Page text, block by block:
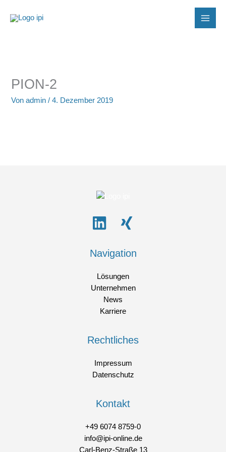
Inhalt
PION-2
Vonadmin/4. Dezember 2019
Navigation
Lösungen
Unternehmen
News
Karriere
Rechtliches
Impressum
Datenschutz
Kontakt
+49 6074 8759-0
info@ipi-online.de
Carl-Benz-Straße 13